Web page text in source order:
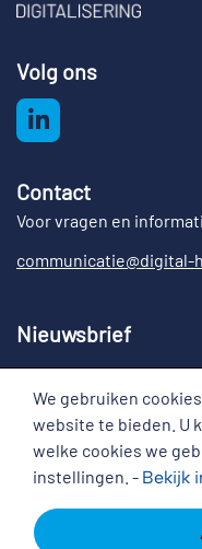
Cookies
We gebruiken
website te bieden. U
welke cookies we
instellingen. - Bekijk
Volg ons
Contact
Voor vragen en
communicatie@digital-
Nieuwsbrief
Meld u aan voor de
Disclaimer